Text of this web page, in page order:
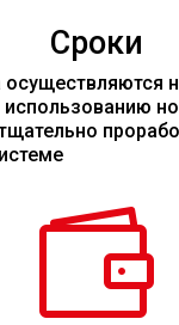
Сроки
осуществляются
использованию
